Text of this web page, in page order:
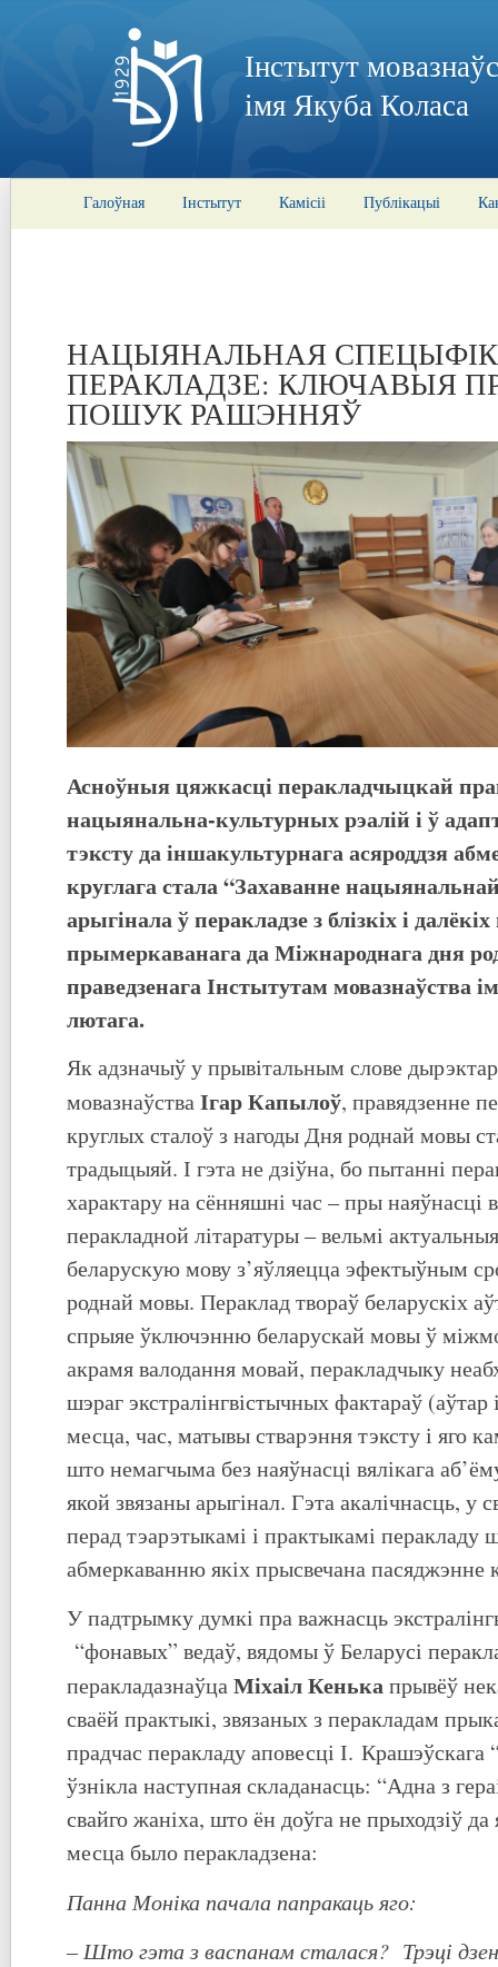
Інстытут
імя Якуба Коласа
Галоўная Інстытут Камісіі Публікацыі
НАЦЫЯНАЛЬНАЯ
ПЕРАКЛАДЗЕ: КЛЮЧАВЫЯ
ПОШУК РАШЭННЯЎ
Асноўныя цяжкасці перакладчыцкай
нацыянальна-культурных рэалій і ў
тэксту да іншакультурнага асяроддзя
круглага стала “Захаванне
арыгінала ў перакладзе з блізкіх і
прымеркаванага да Міжнароднага дня
праведзенага Інстытутам мовазнаўства
лютага.
Як адзначыў у прывітальным слове
мовазнаўстваІгар Капылоў, правядзенне
круглых сталоў з нагоды Дня роднай мовы
традыцыяй. І гэта не дзіўна, бо пытанні
характару на сённяшні час – пры наяўнасці
перакладной літаратуры – вельмі
беларускую мову з’яўляецца эфектыўным
роднай мовы. Пераклад твораў беларускіх
спрыяе ўключэнню беларускай мовы ў
акрамя валодання мовай, перакладчыку
шэраг экстралінгвістычных фактараў (аўтар
месца, час, матывы стварэння тэксту і яго
што немагчыма без наяўнасці вялікага
якой звязаны арыгінал. Гэта акалічнасць, у
перад тэарэтыкамі і практыкамі перакладу
абмеркаванню якіх прысвечана пасяджэнне
У падтрымку думкі пра важнасць
“фонавых” ведаў, вядомы ў Беларусі
перакладазнаўцаМіхаіл Кенькапрывёў
сваёй практыкі, звязаных з перакладам
прадчас перакладу аповесці І. Крашэўскага
ўзнікла наступная складанасць: “Адна з
свайго жаніха, што ён доўга не прыходзіў да
месца было перакладзена:
Панна Моніка пачала папракаць яго:
– Што гэта з васпанам сталася? Трэці